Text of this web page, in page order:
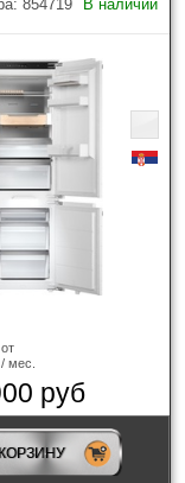
854719
В наличии
мес.
руб